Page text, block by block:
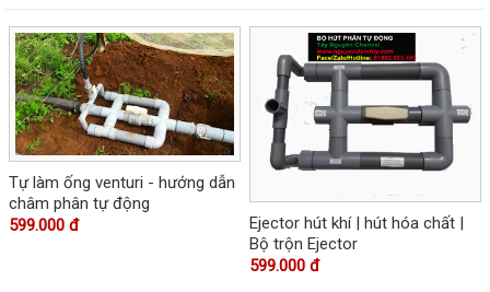
Tự làm ống venturi - hướng dẫn
châm phân tự động
599.000 đ
Ejector hút khí | hút hóa chất |
Bộ trộn Ejector
599.000 đ